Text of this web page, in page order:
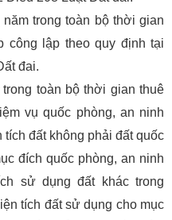
trong toàn bộ thời gian
công lập theo quy định tại
đai.
toàn bộ thời gian thuê
vụ quốc phòng, an ninh
đất không phải đất quốc
đích quốc phòng, an ninh
sử dụng đất khác trong
tích đất sử dụng cho mục